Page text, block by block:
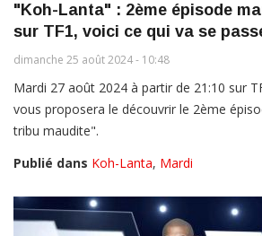
"Koh-Lanta" : 2ème épisode
sur TF1, voici ce qui va se
dimanche 25 août 2024 - 10:48
Mardi 27 août 2024 à partir de 21:10 sur
vous proposera le découvrir le 2ème
tribu maudite".
Publié dans Koh-Lanta, Mardi